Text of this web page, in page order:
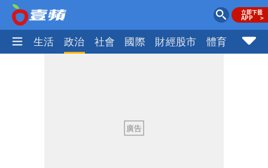
尚 生活 政治 社會 國際 財經股市 體育 壹蘋
HAHABABY帽T日文印成「哈哈鄙卑」